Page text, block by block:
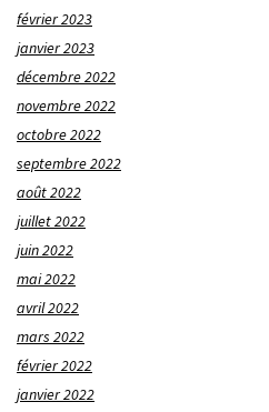
février 2023
janvier 2023
décembre 2022
novembre 2022
octobre 2022
septembre 2022
août 2022
juillet 2022
juin 2022
mai 2022
avril 2022
mars 2022
février 2022
janvier 2022